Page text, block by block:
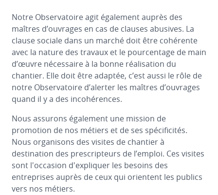
Notre Observatoire agit également auprès des
maîtres d’ouvrages en cas de clauses abusives. La
clause sociale dans un marché doit être cohérente
avec la nature des travaux et le pourcentage de main
d’œuvre nécessaire à la bonne réalisation du
chantier. Elle doit être adaptée, c’est aussi le rôle de
notre Observatoire d’alerter les maîtres d’ouvrages
quand il y a des incohérences.
Nous assurons également une mission de
promotion de nos métiers et de ses spécificités.
Nous organisons des visites de chantier à
destination des prescripteurs de l’emploi. Ces visites
sont l'occasion d'expliquer les besoins des
entreprises auprès de ceux qui orientent les publics
vers nos métiers.